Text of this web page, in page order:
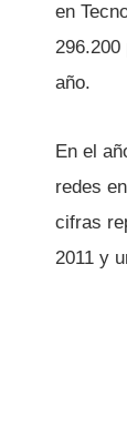
en
296.200
año.
En el
redes
cifras
2011 y